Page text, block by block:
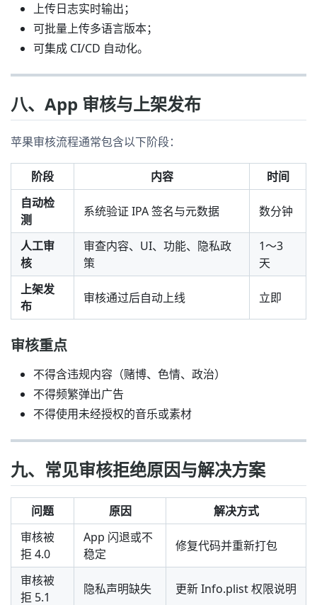
上传日志实时输出；
可批量上传多语言版本；
可集成 CI/CD 自动化。
八、App 审核与上架发布
苹果审核流程通常包含以下阶段：
阶段 内容
时间
自动检
测
系统验证 IPA 签名与元数据 数分钟
人工审
核
审查内容、UI、功能、隐私政
策
1～3
天
上架发
布
审核通过后自动上线 立即
审核重点
不得含违规内容（赌博、色情、政治）
不得频繁弹出广告
不得使用未经授权的音乐或素材
九、常见审核拒绝原因与解决方案
问题 原因
解决方式
审核被
拒 4.0
App 闪退或不
稳定
修复代码并重新打包
审核被
拒 5.1
隐私声明缺失 更新 Info.plist 权限说明